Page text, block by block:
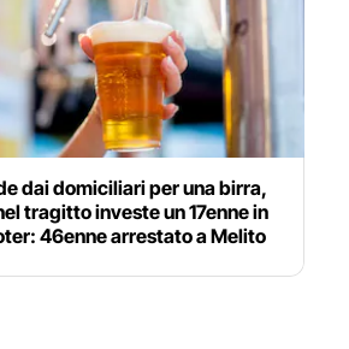
dai domiciliari per una birra,
tragitto investe un 17enne in
46enne arrestato a Melito